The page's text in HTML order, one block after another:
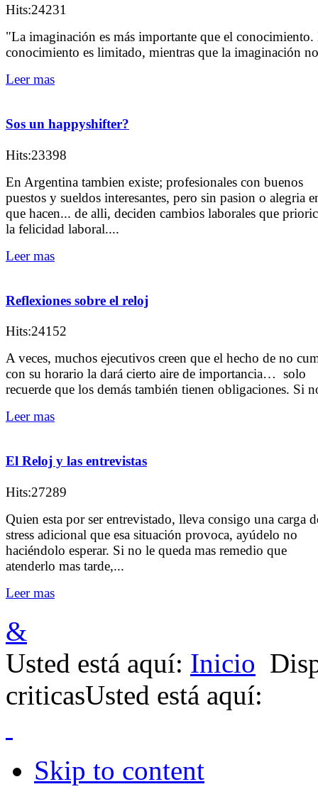
Hits:24231
"La imaginación es más importante que el conocimiento.
conocimiento es limitado, mientras que la imaginación
Leer mas
Sos un happyshifter?
Hits:23398
En Argentina tambien existe; profesionales con buenos
puestos y sueldos interesantes, pero sin pasion o alegria
que hacen... de alli, deciden cambios laborales que
la felicidad laboral....
Leer mas
Reflexiones sobre el reloj
Hits:24152
A veces, muchos ejecutivos creen que el hecho de no
con su horario la dará cierto aire de importancia… solo
recuerde que los demás también tienen obligaciones. Si
Leer mas
El Reloj y las entrevistas
Hits:27289
Quien esta por ser entrevistado, lleva consigo una carga
stress adicional que esa situación provoca, ayúdelo no
haciéndolo esperar. Si no le queda mas remedio que
atenderlo mas tarde,...
Leer mas
&
Usted está aquí: Inicio
criticasUsted está aquí:
Skip to content